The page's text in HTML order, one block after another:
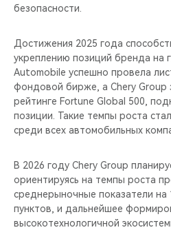
безопасности.
Достижения 2025 года
укреплению позиций бренда на
Automobile успешно провела
фондовой бирже, а Chery Group
рейтинге Fortune Global 500,
позиции. Такие темпы роста
среди всех автомобильных
В 2026 году Chery Group
ориентируясь на темпы роста
среднерыночные показатели
пунктов, и дальнейшее
высокотехнологичной